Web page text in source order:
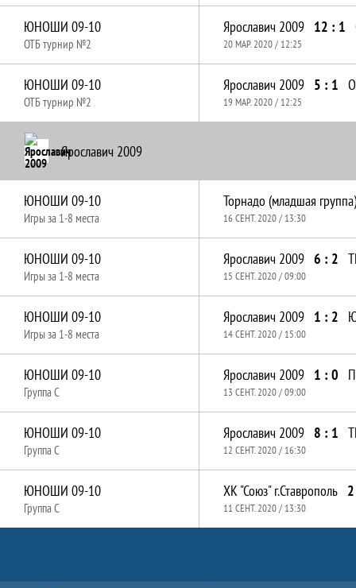
ЮНОШИ 09-10
ОТБ турнир №2
Ярославич 2009 12 : 1
20 МАР. 2020 / 12:25
ЮНОШИ 09-10
ОТБ турнир №2
Ярославич 2009 5 : 1
19 МАР. 2020 / 12:25
Ярославич 2009
ЮНОШИ 09-10
Игры за 1-8 места
Торнадо (младшая группа)
16 СЕНТ. 2020 / 13:30
ЮНОШИ 09-10
Игры за 1-8 места
Ярославич 2009 6 : 2
15 СЕНТ. 2020 / 09:00
ЮНОШИ 09-10
Игры за 1-8 места
Ярославич 2009 1 : 2
14 СЕНТ. 2020 / 15:00
ЮНОШИ 09-10
Группа C
Ярославич 2009 1 : 0
13 СЕНТ. 2020 / 09:00
ЮНОШИ 09-10
Группа C
Ярославич 2009 8 : 1
12 СЕНТ. 2020 / 16:30
ЮНОШИ 09-10
Группа C
ХК "Союз" г.Ставрополь
11 СЕНТ. 2020 / 13:30